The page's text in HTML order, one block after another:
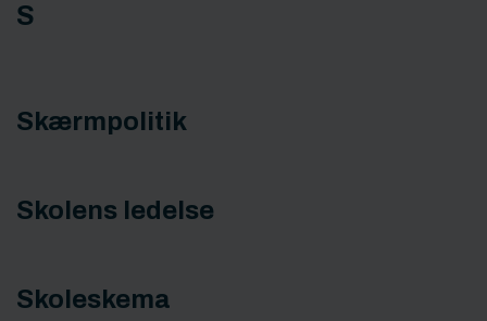
S
Skærmpolitik
Skolens ledelse
Skoleskema